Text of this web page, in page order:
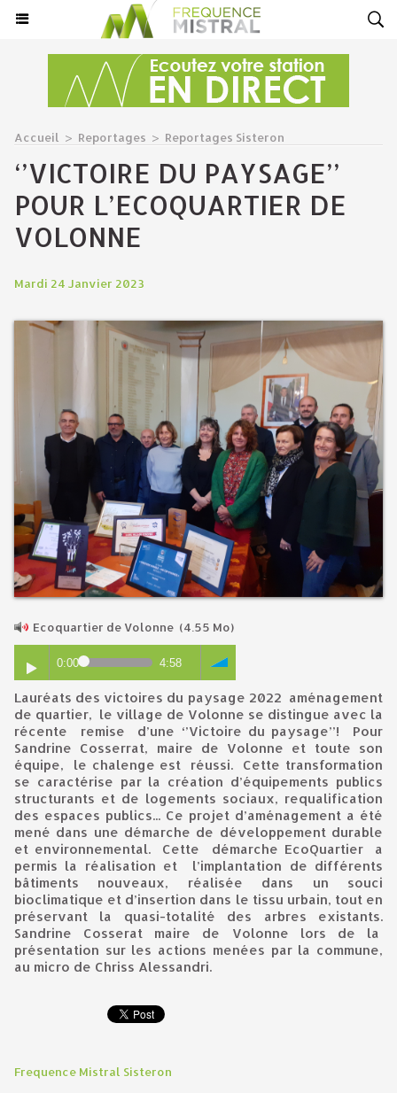
Accueil > Reportages > Reportages Sisteron
‘’VICTOIRE DU PAYSAGE’’
POUR L’ECOQUARTIER DE
VOLONNE
Mardi 24 Janvier 2023
Ecoquartier de Volonne (4.55 Mo)
0:00 4:58
Lauréats des victoires du paysage 2022 aménagement
de quartier, le village de Volonne se distingue avec la
récente remise d’une ‘’Victoire du paysage’’! Pour
Sandrine Cosserrat, maire de Volonne et toute son
équipe, le chalenge est réussi. Cette transformation
se caractérise par la création d’équipements publics
structurants et de logements sociaux, requalification
des espaces publics... Ce projet d’aménagement a été
mené dans une démarche de développement durable
et environnemental. Cette démarche EcoQuartier a
permis la réalisation et l’implantation de différents
bâtiments nouveaux, réalisée dans un souci
bioclimatique et d’insertion dans le tissu urbain, tout en
préservant la quasi-totalité des arbres existants.
Sandrine Cosserat maire de Volonne lors de la
présentation sur les actions menées par la commune,
au micro de Chriss Alessandri.
Frequence Mistral Sisteron